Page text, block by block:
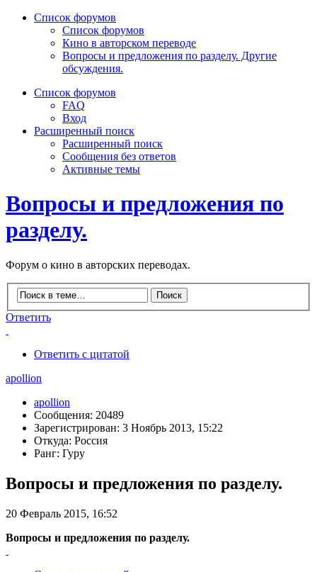
Список форумов
Список форумов
Кино в авторском переводе
Вопросы и предложения по разделу. Другие
обсуждения.
Список форумов
FAQ
Вход
Расширенный поиск
Расширенный поиск
Сообщения без ответов
Активные темы
Вопросы и предложения по
разделу.
Форум о кино в авторских переводах.
Ответить
Ответить с цитатой
apollion
apollion
Сообщения: 20489
Зарегистрирован: 3 Ноябрь 2013, 15:22
Откуда: Россия
Ранг: Гуру
Вопросы и предложения по разделу.
20 Февраль 2015, 16:52
Вопросы и предложения по разделу.